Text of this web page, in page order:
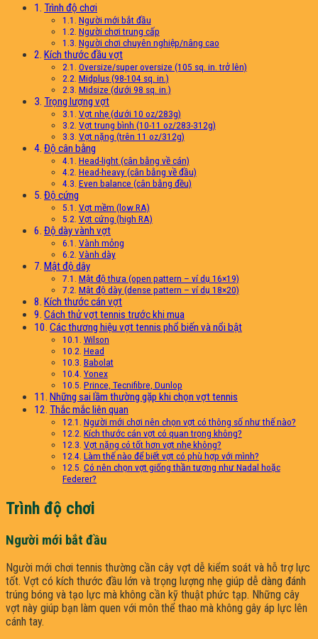
Trình độ chơi
Người mới bắt đầu
Người chơi trung cấp
Người chơi chuyên nghiệp/nâng cao
Kích thước đầu vợt
Oversize/super oversize (105 sq. in. trở lên)
Midplus (98-104 sq. in.)
Midsize (dưới 98 sq. in.)
Trọng lượng vợt
Vợt nhẹ (dưới 10 oz/283g)
Vợt trung bình (10-11 oz/283-312g)
Vợt nặng (trên 11 oz/312g)
Độ cân bằng
Head-light (cân bằng về cán)
Head-heavy (cân bằng về đầu)
Even balance (cân bằng đều)
Độ cứng
Vợt mềm (low RA)
Vợt cứng (high RA)
Độ dày vành vợt
Vành mỏng
Vành dày
Mật độ dây
Mật độ thưa (open pattern – ví dụ 16×19)
Mật độ dày (dense pattern – ví dụ 18×20)
Kích thước cán vợt
Cách thử vợt tennis trước khi mua
Các thương hiệu vợt tennis phổ biến và nổi bật
Wilson
Head
Babolat
Yonex
Prince, Tecnifibre, Dunlop
Những sai lầm thường gặp khi chọn vợt tennis
Thắc mắc liên quan
Người mới chơi nên chọn vợt có thông số như thế nào?
Kích thước cán vợt có quan trọng không?
Vợt nặng có tốt hơn vợt nhẹ không?
Làm thế nào để biết vợt có phù hợp với mình?
Có nên chọn vợt giống thần tượng như Nadal hoặc
Federer?
Trình độ chơi
Người mới bắt đầu
Người mới chơi tennis thường cần cây vợt dễ kiểm soát và hỗ trợ lực
tốt. Vợt có kích thước đầu lớn và trọng lượng nhẹ giúp dễ dàng đánh
trúng bóng và tạo lực mà không cần kỹ thuật phức tạp. Những cây
vợt này giúp bạn làm quen với môn thể thao mà không gây áp lực lên
cánh tay.